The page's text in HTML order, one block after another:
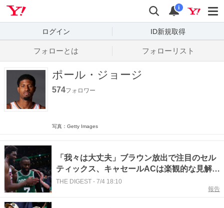
検索
通知
i
ログイン ID新規取得
フォローとは フォローリスト
ポール・ジョージ
574フォロワー
写真：Getty Images
「我々は大丈夫」ブラウン放出で注目のセル
ティックス、キャセールACは楽観的な見解
「我々ならうまくやっていけるはずさ」＜
THE DIGEST - 7/4 18:10
報告